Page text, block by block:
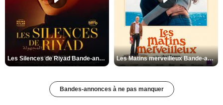
Les Silences de Riyad Bande-annonce VO STFR Les Matins merveilleux Bande-annonce VF
Bandes-annonces à ne pas manquer